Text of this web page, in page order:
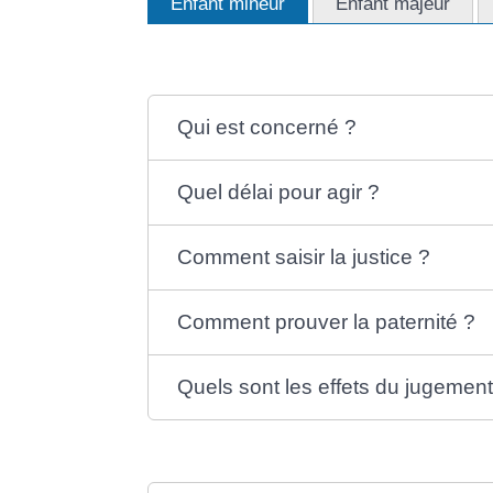
Qui est concerné ?
Quel délai pour agir ?
Comment saisir la justice ?
Comment prouver la paternité ?
Quels sont les effets du